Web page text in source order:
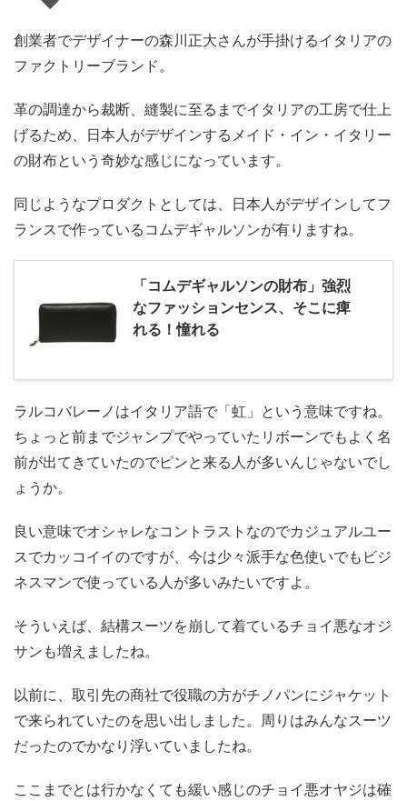
創業者でデザイナーの森川正大さんが手掛けるイタリアの
ファクトリーブランド。
革の調達から裁断、縫製に至るまでイタリアの工房で仕上
げるため、日本人がデザインするメイド・イン・イタリー
の財布という奇妙な感じになっています。
同じようなプロダクトとしては、日本人がデザインしてフ
ランスで作っているコムデギャルソンが有りますね。
「コムデギャルソンの財布」強烈
なファッションセンス、そこに痺
れる！憧れる
ラルコバレーノはイタリア語で「虹」という意味ですね。
ちょっと前までジャンプでやっていたリボーンでもよく名
前が出てきていたのでピンと来る人が多いんじゃないでし
ょうか。
良い意味でオシャレなコントラストなのでカジュアルユー
スでカッコイイのですが、今は少々派手な色使いでもビジ
ネスマンで使っている人が多いみたいですよ。
そういえば、結構スーツを崩して着ているチョイ悪なオジ
サンも増えましたね。
以前に、取引先の商社で役職の方がチノパンにジャケット
で来られていたのを思い出しました。周りはみんなスーツ
だったのでかなり浮いていましたね。
ここまでとは行かなくても緩い感じのチョイ悪オヤジは確